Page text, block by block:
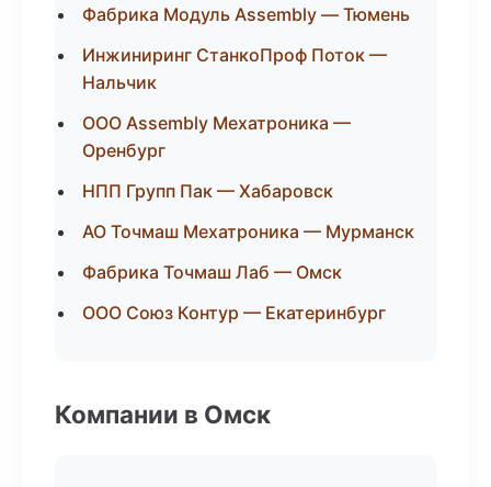
Фабрика Модуль Assembly — Тюмень
Инжиниринг СтанкоПроф Поток —
Нальчик
ООО Assembly Мехатроника —
Оренбург
НПП Групп Пак — Хабаровск
АО Точмаш Мехатроника — Мурманск
Фабрика Точмаш Лаб — Омск
ООО Союз Контур — Екатеринбург
Компании в Омск